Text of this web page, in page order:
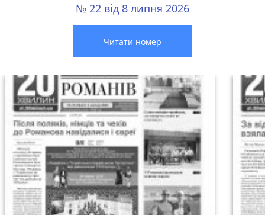
№ 22 від 8 липня 2026
Читати номер